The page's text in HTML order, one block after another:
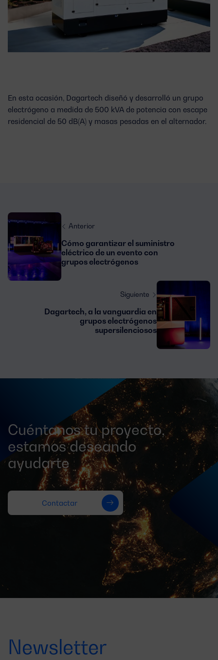
En esta ocasión, Dagartech diseñó y desarrolló un grupo
electrógeno a medida de 500 kVA de potencia con escape
residencial de 50 dB(A) y masas pesadas en el alternador.
Anterior
Cómo garantizar el suministro
eléctrico de un evento con
grupos electrógenos
Siguiente
Dagartech, a la vanguardia en
grupos electrógenos
supersilenciosos
Cuéntanos tu proyecto,
estamos deseando
ayudarte
Contactar
Newsletter